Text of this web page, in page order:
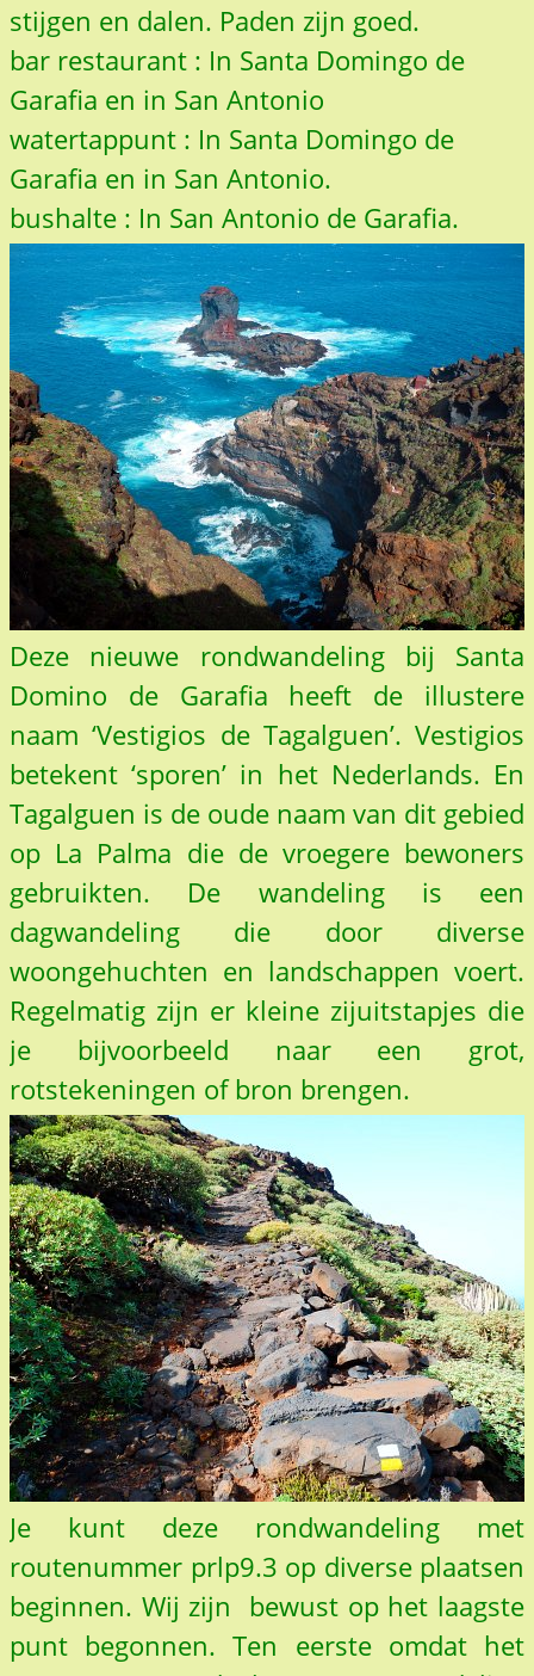
stijgen en dalen. Paden zijn goed.
bar restaurant : In Santa Domingo de
Garafia en in San Antonio
watertappunt : In Santa Domingo de
Garafia en in San Antonio.
bushalte : In San Antonio de Garafia.
Deze nieuwe rondwandeling bij Santa
Domino de Garafia heeft de illustere
naam ‘Vestigios de Tagalguen’. Vestigios
betekent ‘sporen’ in het Nederlands. En
Tagalguen is de oude naam van dit gebied
op La Palma die de vroegere bewoners
gebruikten. De wandeling is een
dagwandeling die door diverse
woongehuchten en landschappen voert.
Regelmatig zijn er kleine zijuitstapjes die
je bijvoorbeeld naar een grot,
rotstekeningen of bron brengen.
Je kunt deze rondwandeling met
routenummer prlp9.3 op diverse plaatsen
beginnen. Wij zijn bewust op het laagste
punt begonnen. Ten eerste omdat het